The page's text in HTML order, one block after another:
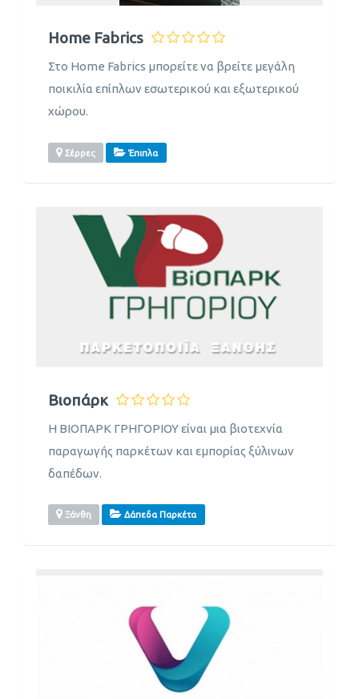
Home Fabrics
Στο Home Fabrics μπορείτε να βρείτε μεγάλη
ποικιλία επίπλων εσωτερικού και εξωτερικού
χώρου.
Σέρρες Έπιπλα
Βιοπάρκ
Η ΒΙΟΠΑΡΚ ΓΡΗΓΟΡΙΟΥ είναι μια βιοτεχνία
παραγωγής παρκέτων και εμπορίας ξύλινων
δαπέδων.
Ξάνθη Δάπεδα Παρκέτα